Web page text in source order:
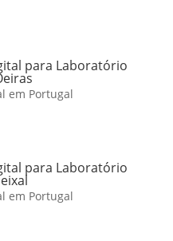
para Laboratório
em Portugal
para Laboratório
em Portugal